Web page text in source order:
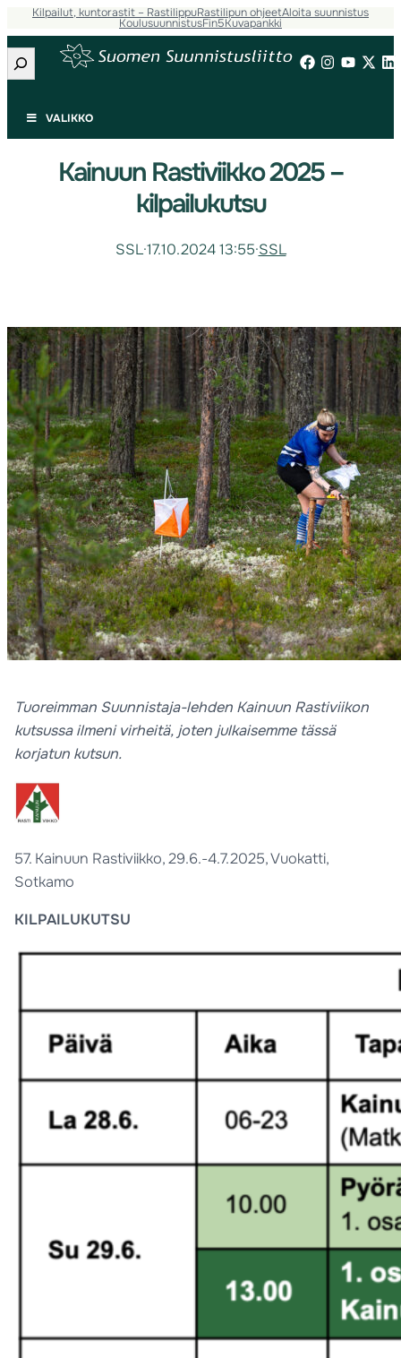
Kilpailut, kuntorastit – RastilippuRastilipun ohjeetAloita suunnistus
KoulusuunnistusFin5Kuvapankki
Etsi
VALIKKO
Kainuun Rastiviikko 2025 –
kilpailukutsu
SSL·17.10.2024 13:55·SSL
Tuoreimman Suunnistaja-lehden Kainuun Rastiviikon
kutsussa ilmeni virheitä, joten julkaisemme tässä
korjatun kutsun.
57. Kainuun Rastiviikko, 29.6.-4.7.2025, Vuokatti,
Sotkamo
KILPAILUKUTSU